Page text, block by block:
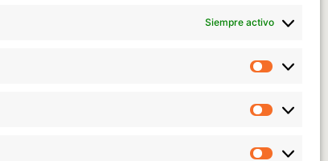
Siempre activo